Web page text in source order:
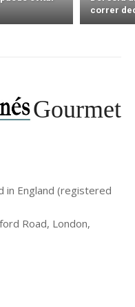
correr
Gourmet
in England (registered
Road, London,